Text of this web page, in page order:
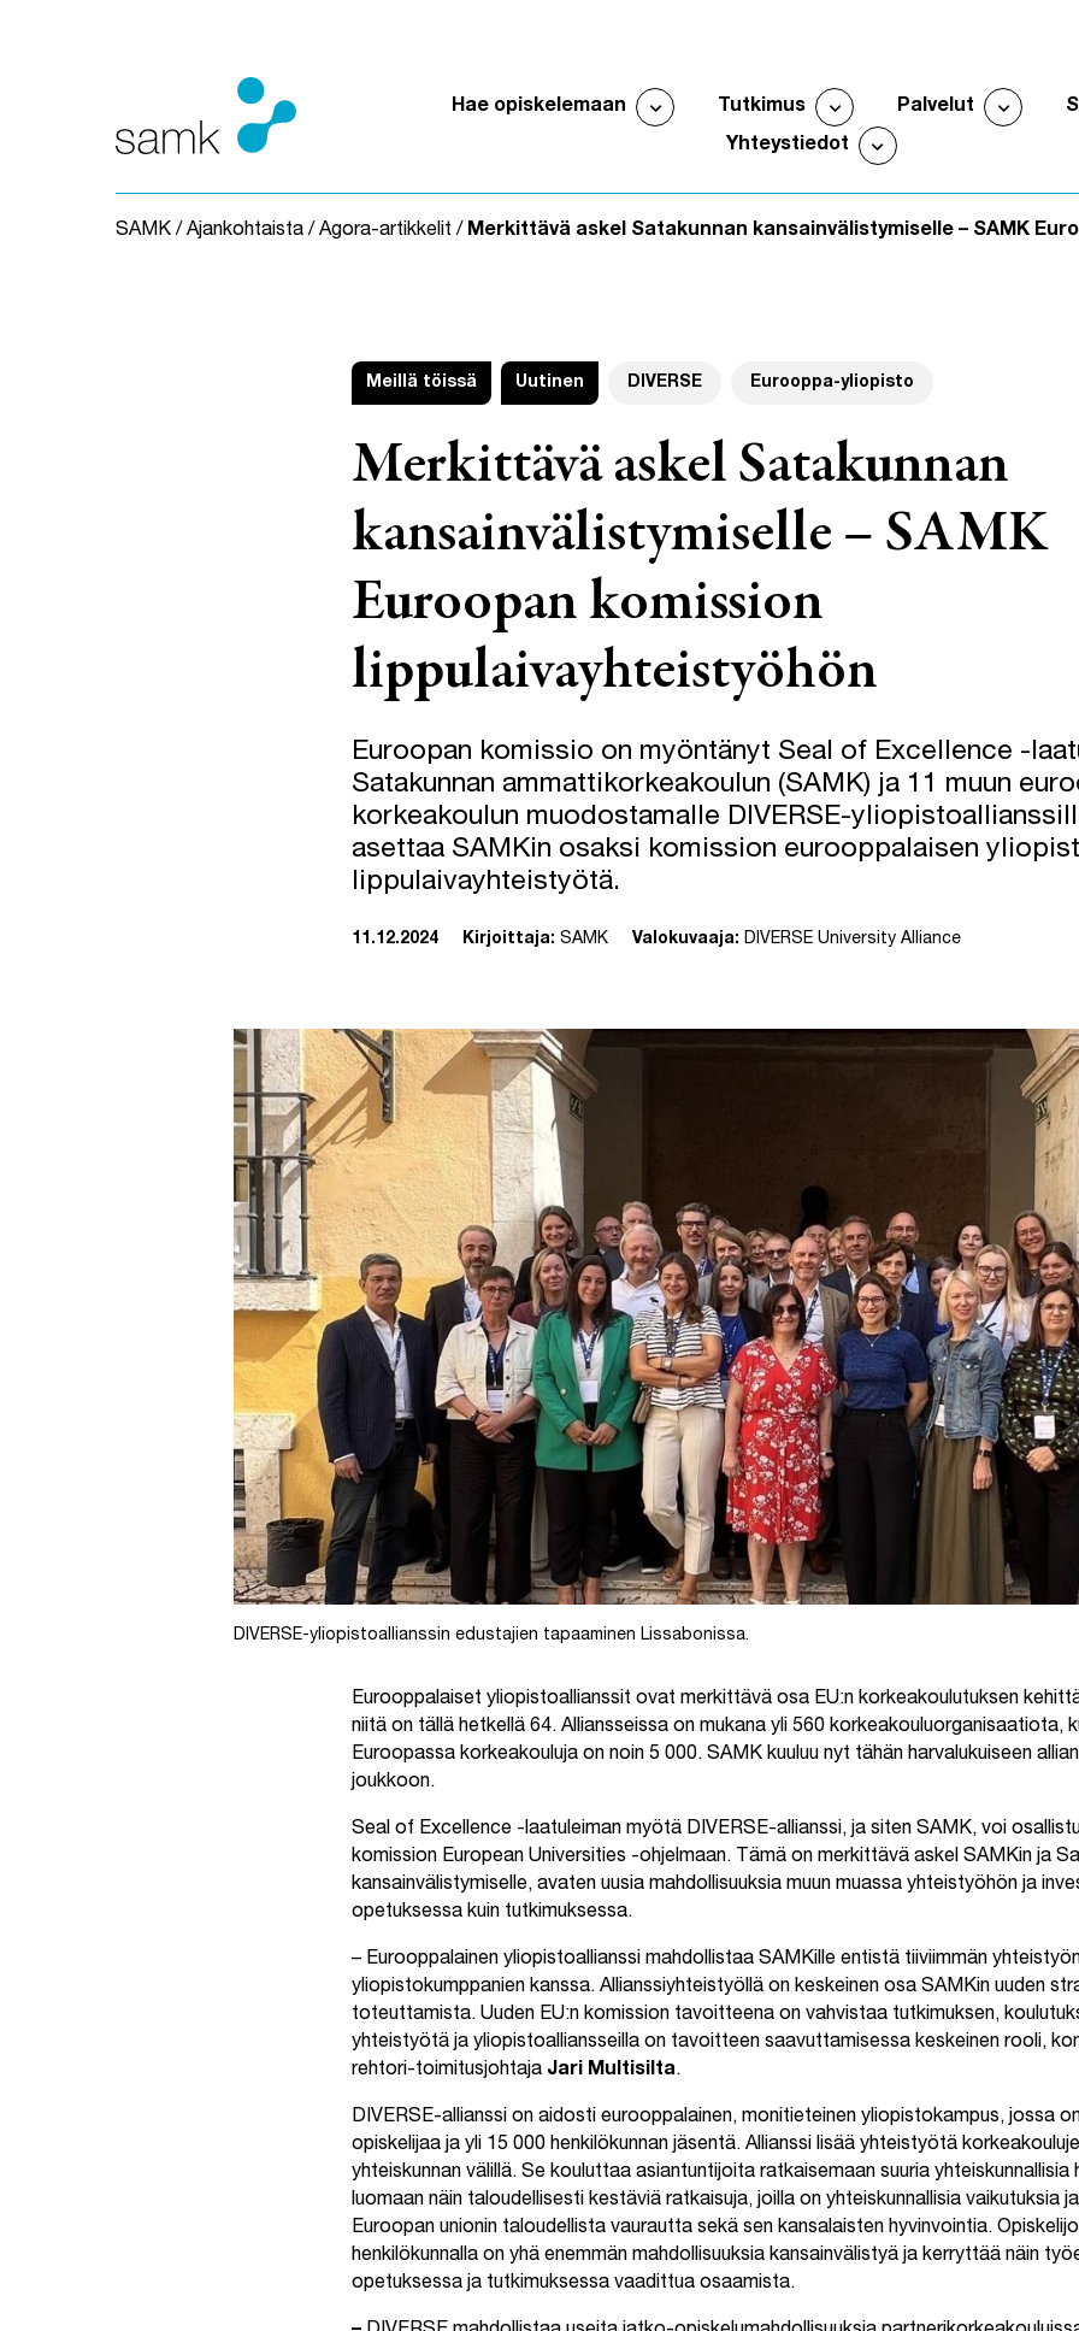
Hae opiskelemaan
Avaa alavalikko
expand_more Tutkimus
Avaa alavalikko
expand_more Palvelut
Avaa
expand_more
Yhteystiedot
Avaa alavalikko
expand_more
SAMK / Ajankohtaista / Agora-artikkelit / Merkittävä askel Satakunnan kansainvälistymiselle – SAMK
Meillä töissä Uutinen DIVERSE Eurooppa-yliopisto
Merkittävä askel Satakunnan
kansainvälistymiselle – SAMK
Euroopan komission
lippulaivayhteistyöhön
Euroopan komissio on myöntänyt Seal of Excellence -
Satakunnan ammattikorkeakoulun (SAMK) ja 11 muun
korkeakoulun muodostamalle DIVERSE-
asettaa SAMKin osaksi komission eurooppalaisen
lippulaivayhteistyötä.
11.12.2024 Kirjoittaja: SAMK Valokuvaaja: DIVERSE University Alliance
DIVERSE-yliopistoallianssin edustajien tapaaminen Lissabonissa.
Eurooppalaiset yliopistoallianssit ovat merkittävä osa EU:n korkeakoulutuksen
niitä on tällä hetkellä 64. Alliansseissa on mukana yli 560 korkeakouluorganisaatiota,
Euroopassa korkeakouluja on noin 5 000. SAMK kuuluu nyt tähän harvalukuiseen
joukkoon.
Seal of Excellence -laatuleiman myötä DIVERSE-allianssi, ja siten SAMK, voi
komission European Universities -ohjelmaan. Tämä on merkittävä askel SAMKin ja
kansainvälistymiselle, avaten uusia mahdollisuuksia muun muassa yhteistyöhön ja
opetuksessa kuin tutkimuksessa.
– Eurooppalainen yliopistoallianssi mahdollistaa SAMKille entistä tiiviimmän
yliopistokumppanien kanssa. Allianssiyhteistyöllä on keskeinen osa SAMKin uuden
toteuttamista. Uuden EU:n komission tavoitteena on vahvistaa tutkimuksen,
yhteistyötä ja yliopistoalliansseilla on tavoitteen saavuttamisessa keskeinen rooli,
rehtori-toimitusjohtaja Jari Multisilta.
DIVERSE-allianssi on aidosti eurooppalainen, monitieteinen yliopistokampus, jossa
opiskelijaa ja yli 15 000 henkilökunnan jäsentä. Allianssi lisää yhteistyötä
yhteiskunnan välillä. Se kouluttaa asiantuntijoita ratkaisemaan suuria yhteiskunnallisia
luomaan näin taloudellisesti kestäviä ratkaisuja, joilla on yhteiskunnallisia vaikutuksia
Euroopan unionin taloudellista vaurautta sekä sen kansalaisten hyvinvointia.
henkilökunnalla on yhä enemmän mahdollisuuksia kansainvälistyä ja kerryttää näin
opetuksessa ja tutkimuksessa vaadittua osaamista.